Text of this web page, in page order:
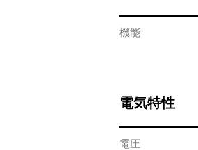
機能
電気特性
電圧